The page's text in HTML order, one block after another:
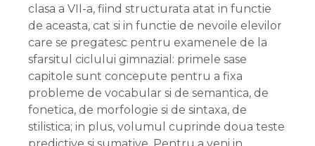
clasa a VII-a, fiind structurata atat in functie
de aceasta, cat si in functie de nevoile elevilor
care se pregatesc pentru examenele de la
sfarsitul ciclului gimnazial: primele sase
capitole sunt concepute pentru a fixa
probleme de vocabular si de semantica, de
fonetica, de morfologie si de sintaxa, de
stilistica; in plus, volumul cuprinde doua teste